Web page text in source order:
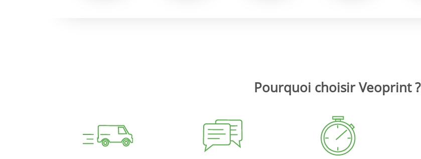
Pourquoi choisir Veoprint ?